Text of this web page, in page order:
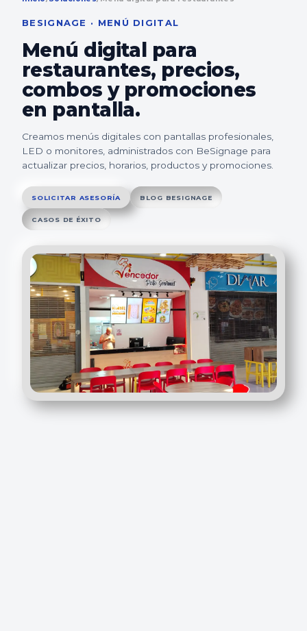
BESIGNAGE · MENÚ DIGITAL
Menú digital para
restaurantes, precios,
combos y promociones
en pantalla.
Creamos menús digitales con pantallas profesionales,
LED o monitores, administrados con BeSignage para
actualizar precios, horarios, productos y promociones.
SOLICITAR ASESORÍA BLOG BESIGNAGE
CASOS DE ÉXITO